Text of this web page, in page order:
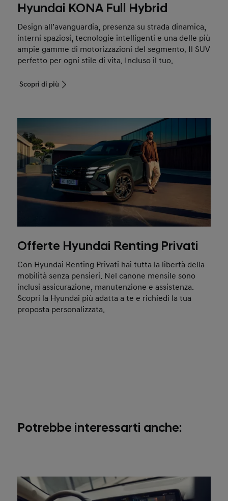
Hyundai KONA Full Hybrid
Design all’avanguardia, presenza su strada dinamica,
interni spaziosi, tecnologie intelligenti e una delle più
ampie gamme di motorizzazioni del segmento. Il SUV
perfetto per ogni stile di vita. Incluso il tuo.
Scopri di più
Offerte Hyundai Renting Privati
Con Hyundai Renting Privati hai tutta la libertà della
mobilità senza pensieri. Nel canone mensile sono
inclusi assicurazione, manutenzione e assistenza.
Scopri la Hyundai più adatta a te e richiedi la tua
proposta personalizzata.
Potrebbe interessarti anche: